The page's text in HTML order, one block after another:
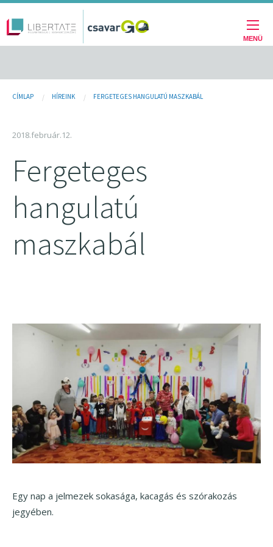
tartalomra
Fő
navigáció
MENÜ
Jelenlegi
CÍMLAP HÍREINK FERGETEGES HANGULATÚ MASZKABÁL
2018.február.12.
Fergeteges
hangulatú
maszkabál
Egy nap a jelmezek sokasága, kacagás és szórakozás
jegyében.